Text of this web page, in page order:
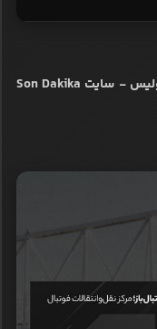
برایت اوسایی‌ساموئل از فنرباغچه به پرسپولیس - سایت Son Dakika